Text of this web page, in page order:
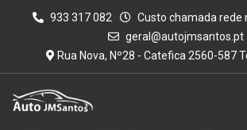
933 317 082
Custo chamada rede
geral@autojmsantos.pt
Rua Nova, Nº28 - Catefica 2560-587